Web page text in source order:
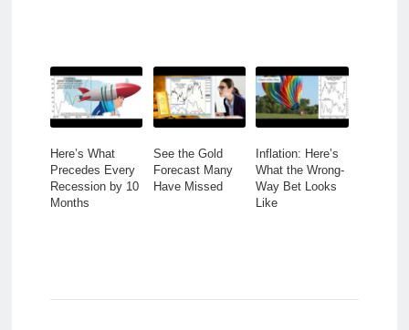
Here’s What
Precedes Every
Recession by 10
Months
See the Gold
Forecast Many
Have Missed
Inflation: Here’s
What the Wrong-
Way Bet Looks
Like